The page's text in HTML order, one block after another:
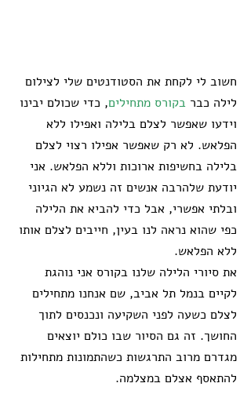
חשוב לי לקחת את הסטודנטים שלי לצילום
לילה כבר בקורס מתחילים, כדי שכולם יבינו
וידעו שאפשר לצלם בלילה ואפילו ללא
הפלאש. לא רק שאפשר אפילו רצוי לצלם
בלילה בחשיפות ארוכות וללא הפלאש. אני
יודעת שלהרבה אנשים זה נשמע לא הגיוני
ובלתי אפשרי, אבל כדי להביא את הלילה
כפי שהוא נראה לנו בעין, חייבים לצלם אותו
ללא הפלאש.
את סיורי הלילה שלנו בקורס אני נוהגת
לקיים בנמל תל אביב, שם אנחנו מתחילים
לצלם כשעה לפני השקיעה ונכנסים לתוך
החושך. זה גם הסיור שבו כולם יוצאים
מגדרם מרוב התרגשות כשהתמונות מתחילות
להתאסף אצלם במצלמה.